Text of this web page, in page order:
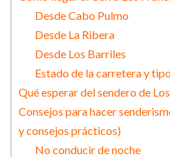
Desde Cabo Pulmo
Desde La Ribera
Desde Los Barriles
Estado de la carretera y
Qué esperar del sendero de
Consejos para hacer
y consejos prácticos)
No conducir de noche